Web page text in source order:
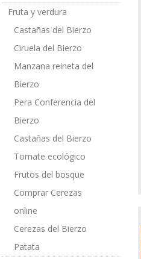
Fruta y verdura
Castañas del Bierzo
Ciruela del Bierzo
Manzana reineta del
Bierzo
Pera Conferencia del
Bierzo
Castañas del Bierzo
Tomate ecológico
Frutos del bosque
Comprar Cerezas
online
Cerezas del Bierzo
Patata